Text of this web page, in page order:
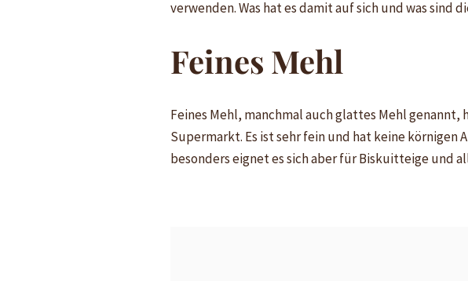
verwenden. Was hat es damit auf sich und was sind
Feines Mehl
Feines Mehl, manchmal auch glattes Mehl genannt,
Supermarkt. Es ist sehr fein und hat keine körnigen
besonders eignet es sich aber für Biskuitteige und